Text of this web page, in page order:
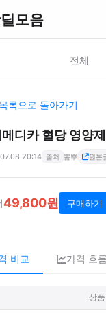
모음
전체
록으로 돌아가기
디카 혈당 영양
07.08 20:14 출처 뽐뿌 원본
49,800원 구매하기
비교 가격 흐름
상품